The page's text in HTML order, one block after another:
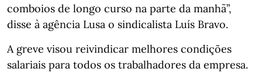
comboios de longo curso na parte da manhã”,
disse à agência Lusa o sindicalista Luís Bravo.
A greve visou reivindicar melhores condições
salariais para todos os trabalhadores da empresa.